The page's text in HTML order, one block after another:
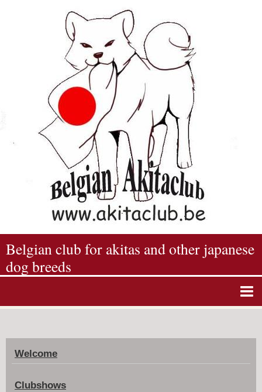
Belgian club for akitas and other japanese
dog breeds
Album photos
Agenda
Guestbook
Welcome
Clubshows